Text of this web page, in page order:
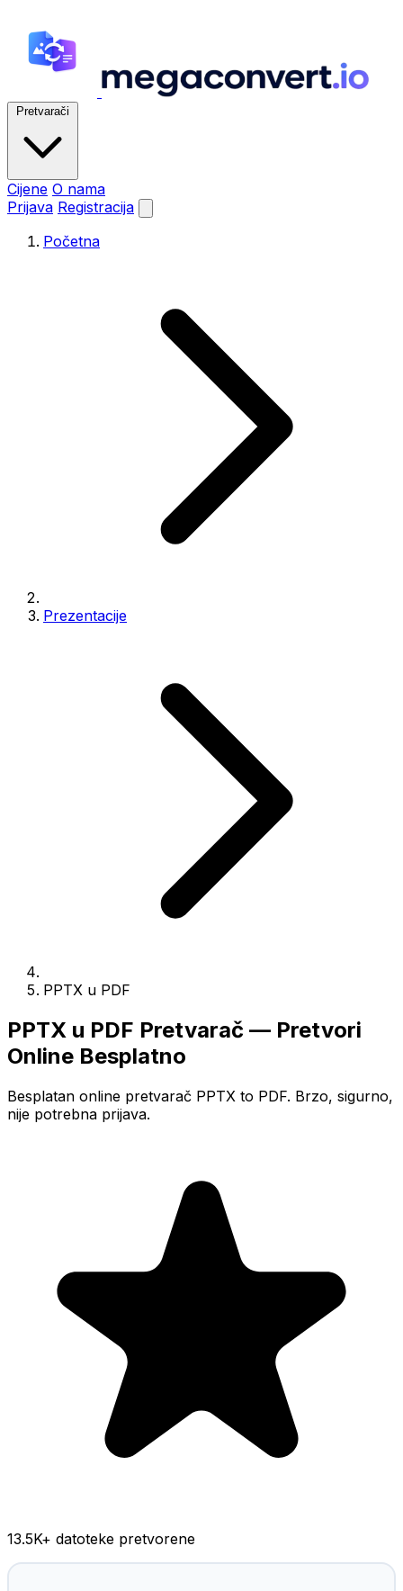
Pretvarači
Cijene O nama
Prijava Registracija
Početna
Prezentacije
PPTX u PDF
PPTX u PDF Pretvarač — Pretvori
Online Besplatno
Besplatan online pretvarač PPTX to PDF. Brzo, sigurno,
nije potrebna prijava.
13.5K+ datoteke pretvorene